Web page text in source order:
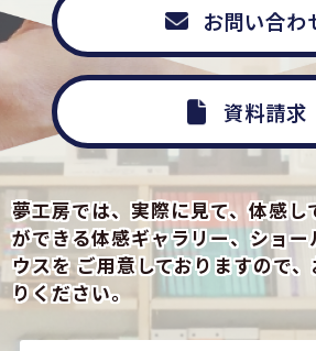
お問い合わ
資料請求
夢工房では、実際に見て、体感し
ができる体感ギャラリー、ショ
ウスをご用意しておりますので
りください。